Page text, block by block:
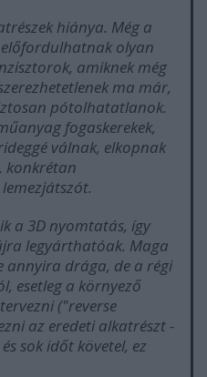
hiánya. Még a
olyan
amiknek még
ma már,
pótolhatatlanok.
fogaskerekek,
válnak, elkopnak
konkrétan
a 3D nyomtatás, így
legyárthatóak. Maga
annyira drága, de a régi
esetleg a környező
("reverse
az eredeti alkatrészt -
sok időt követel, ez